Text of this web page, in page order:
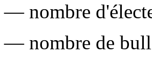
— nombre
— nombre de